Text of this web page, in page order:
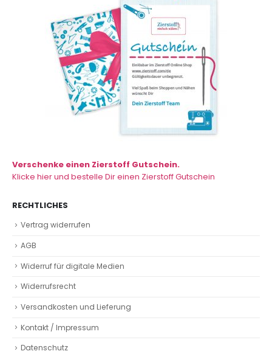
Verschenke einen Zierstoff Gutschein.
Klicke hier und bestelle Dir einen Zierstoff Gutschein
RECHTLICHES
Vertrag widerrufen
AGB
Widerruf für digitale Medien
Widerrufsrecht
Versandkosten und Lieferung
Kontakt / Impressum
Datenschutz